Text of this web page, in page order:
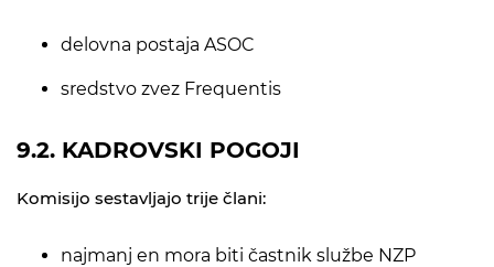
delovna postaja ASOC
sredstvo zvez Frequentis
9.2. KADROVSKI POGOJI
Komisijo sestavljajo trije člani:
najmanj en mora biti častnik službe NZP